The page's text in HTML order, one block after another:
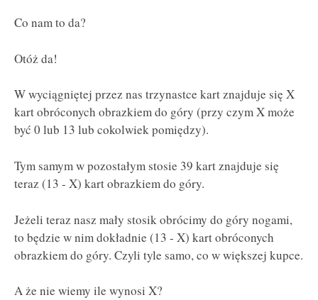
Co nam to da?
Otóż da!
W wyciągniętej przez nas trzynastce kart znajduje się X
kart obróconych obrazkiem do góry (przy czym X może
być 0 lub 13 lub cokolwiek pomiędzy).
Tym samym w pozostałym stosie 39 kart znajduje się
teraz (13 - X) kart obrazkiem do góry.
Jeżeli teraz nasz mały stosik obrócimy do góry nogami,
to będzie w nim dokładnie (13 - X) kart obróconych
obrazkiem do góry. Czyli tyle samo, co w większej kupce.
A że nie wiemy ile wynosi X?